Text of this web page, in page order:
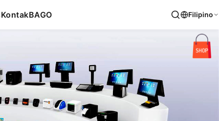
KontakBAGO Filipino